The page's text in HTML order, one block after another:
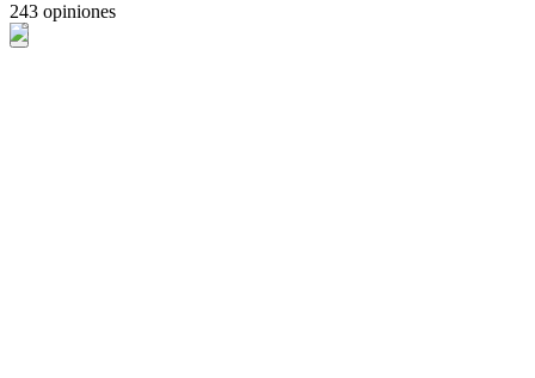
243 opiniones